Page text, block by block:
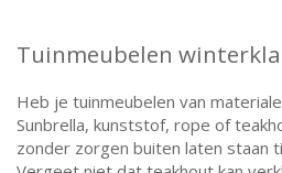
Tuinmeubelen
Heb je tuinmeubelen van
Sunbrella, kunststof, rope of
zonder zorgen buiten laten staan